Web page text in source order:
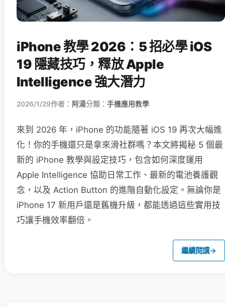
iPhone 教學 2026：5 招必學 iOS
19 隱藏技巧，釋放 Apple
Intelligence 強大潛力
2026/1/29作者： 阿湯分類： 手機應用教學
來到 2026 年，iPhone 的功能隨著 iOS 19 再次大幅進
化！你的手機還只是拿來滑社群嗎？本文將揭秘 5 個最
新的 iPhone 教學與設定技巧，包含如何深度運用
Apple Intelligence 協助日常工作、最新的電池養護觀
念，以及 Action Button 的進階自動化設定。無論你是
iPhone 17 新用戶還是舊機升級，都能透過這些實用技
巧讓手機效率翻倍。
繼續閱讀→